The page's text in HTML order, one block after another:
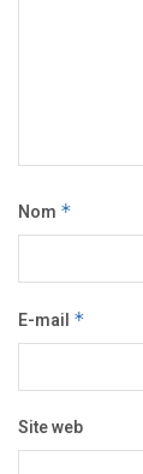
Nom *
E-mail *
Site web